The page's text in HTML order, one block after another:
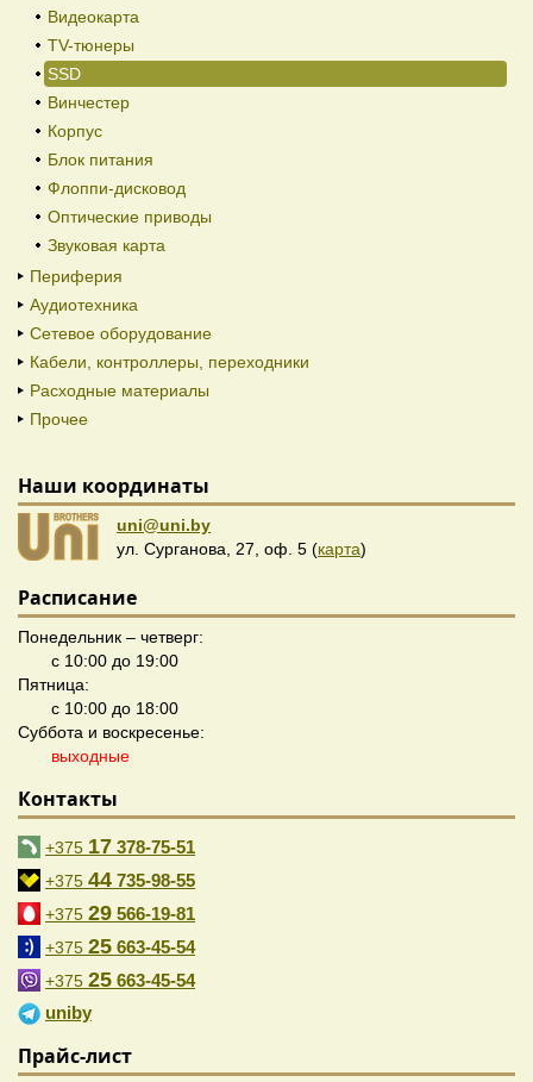
Видеокарта
TV-тюнеры
SSD
Винчестер
Корпус
Блок питания
Флоппи-дисковод
Оптические приводы
Звуковая карта
Периферия
Аудиотехника
Сетевое оборудование
Кабели, контроллеры, переходники
Расходные материалы
Прочее
Наши координаты
uni@uni.by
ул. Сурганова, 27, оф. 5 (карта)
Расписание
Понедельник – четверг:
с 10:00 до 19:00
Пятница:
с 10:00 до 18:00
Суббота и воскресенье:
выходные
Контакты
+375 17 378-75-51
+375 44 735-98-55
+375 29 566-19-81
+375 25 663-45-54
+375 25 663-45-54
uniby
Прайс-лист